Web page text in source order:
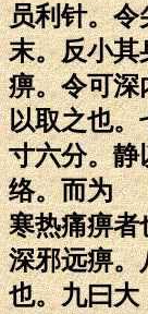
员利针。令
末。反小其
痹。令可深
以取之也。
寸六分。静
络。而为
寒热痛痹者
深邪远痹。
也。九曰大